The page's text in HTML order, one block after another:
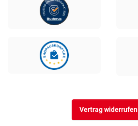
Vertrag widerrufen